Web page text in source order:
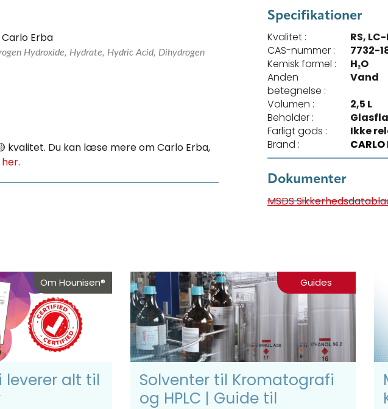
Carlo Erba
Hydroxide, Hydrate, Hydric Acid, Dihydrogen
kvalitet. Du kan læse mere om Carlo Erba,
her.
Specifikationer
Kvalitet :
RS,
CAS-nummer :
7732-
Kemisk formel :
H₂O
Anden
betegnelse :
Vand
Volumen :
2,5 L
Beholder :
Farligt gods :
Ikke
Brand :
Dokumenter
MSDS
Om Hounisen®
leverer alt til
Guides
Solventer til Kromatografi
og HPLC | Guide til